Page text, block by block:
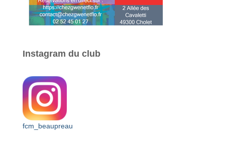
Instagram du club
fcm_beaupreau